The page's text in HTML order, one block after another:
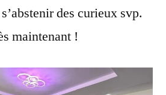
des curieux svp.
maintenant !